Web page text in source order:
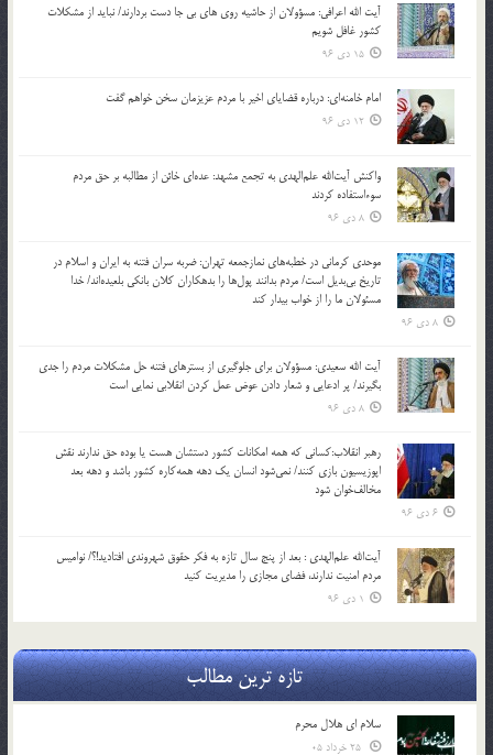
آیت الله اعرافی: مسؤولان از حاشیه روی های بی جا دست بردارند/ نباید از مشکلات
کشور غافل شویم
15 دی 96
امام خامنه‌ای: درباره قضایای اخیر با مردم عزیزمان سخن خواهم گفت
12 دی 96
واکنش آیت‌الله علم‌الهدی به تجمع مشهد: عده‌ای خائن از مطالبه بر حق مردم
سوءاستفاده کردند
8 دی 96
موحدی کرمانی در خطبه‌های نمازجمعه تهران: ضربه‌ سران فتنه به ایران و اسلام در
تاریخ بی‌بدیل است/ مردم بدانند پول‌ها را بدهکاران کلان بانکی بلعیده‌اند/ خدا
مسئولان ما را از خواب بیدار کند
8 دی 96
آیت الله سعیدی: مسؤولان برای جلوگیری از بسترهای فتنه حل مشکلات مردم را جدی
بگیرند/ پر ادعایی و شعار دادن عوض عمل کردن انقلابی نمایی است
8 دی 96
رهبر انقلاب:کسانی که همه امکانات کشور دستشان هست یا بوده حق ندارند نقش
اپوزیسیون بازی کنند/ نمی‌شود انسان یک‌ دهه همه‌کاره کشور باشد و دهه بعد
مخالف‌خوان شود
6 دی 96
آیت‌الله علم‌الهدی : بعد از پنج سال تازه به فکر حقوق شهروندی افتادید!؟/ نوامیس
مردم امنیت ندارند، فضای مجازی را مدیریت کنید
1 دی 96
تازه ترین مطالب
سلام ای هلال محرم